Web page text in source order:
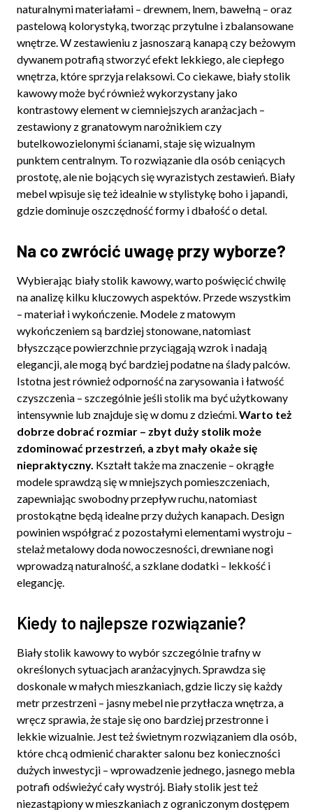
naturalnymi materiałami – drewnem, lnem, bawełną – oraz
pastelową kolorystyką, tworząc przytulne i zbalansowane
wnętrze. W zestawieniu z jasnoszarą kanapą czy beżowym
dywanem potrafią stworzyć efekt lekkiego, ale ciepłego
wnętrza, które sprzyja relaksowi. Co ciekawe, biały stolik
kawowy może być również wykorzystany jako
kontrastowy element w ciemniejszych aranżacjach –
zestawiony z granatowym narożnikiem czy
butelkowozielonymi ścianami, staje się wizualnym
punktem centralnym. To rozwiązanie dla osób ceniących
prostotę, ale nie bojących się wyrazistych zestawień. Biały
mebel wpisuje się też idealnie w stylistykę boho i japandi,
gdzie dominuje oszczędność formy i dbałość o detal.
Na co zwrócić uwagę przy wyborze?
Wybierając biały stolik kawowy, warto poświęcić chwilę
na analizę kilku kluczowych aspektów. Przede wszystkim
– materiał i wykończenie. Modele z matowym
wykończeniem są bardziej stonowane, natomiast
błyszczące powierzchnie przyciągają wzrok i nadają
elegancji, ale mogą być bardziej podatne na ślady palców.
Istotna jest również odporność na zarysowania i łatwość
czyszczenia – szczególnie jeśli stolik ma być użytkowany
intensywnie lub znajduje się w domu z dziećmi.Warto też
dobrze dobrać rozmiar – zbyt duży stolik może
zdominować przestrzeń, a zbyt mały okaże się
niepraktyczny. Kształt także ma znaczenie – okrągłe
modele sprawdzą się w mniejszych pomieszczeniach,
zapewniając swobodny przepływ ruchu, natomiast
prostokątne będą idealne przy dużych kanapach. Design
powinien współgrać z pozostałymi elementami wystroju –
stelaż metalowy doda nowoczesności, drewniane nogi
wprowadzą naturalność, a szklane dodatki – lekkość i
elegancję.
Kiedy to najlepsze rozwiązanie?
Biały stolik kawowy to wybór szczególnie trafny w
określonych sytuacjach aranżacyjnych. Sprawdza się
doskonale w małych mieszkaniach, gdzie liczy się każdy
metr przestrzeni – jasny mebel nie przytłacza wnętrza, a
wręcz sprawia, że staje się ono bardziej przestronne i
lekkie wizualnie. Jest też świetnym rozwiązaniem dla osób,
które chcą odmienić charakter salonu bez konieczności
dużych inwestycji – wprowadzenie jednego, jasnego mebla
potrafi odświeżyć cały wystrój. Biały stolik jest też
niezastąpiony w mieszkaniach z ograniczonym dostępem